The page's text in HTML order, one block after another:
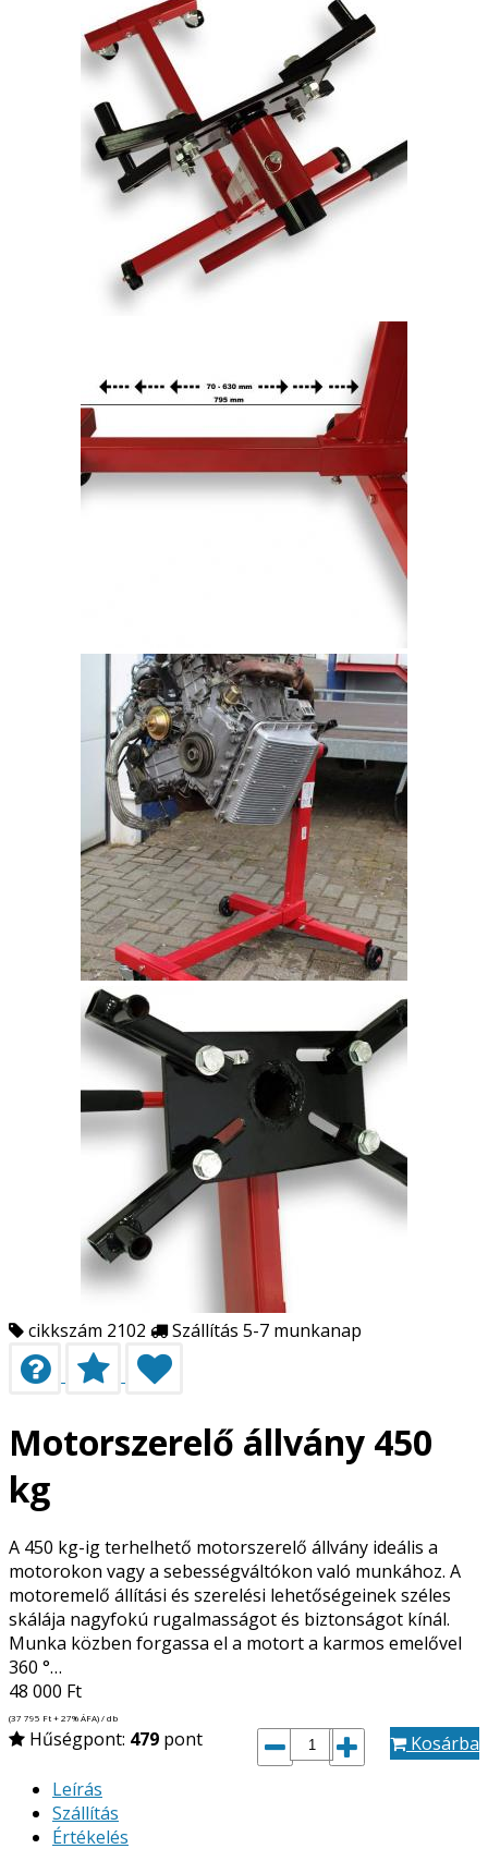
cikkszám 2102 Szállítás 5-7 munkanap
Motorszerelő állvány 450
kg
A 450 kg-ig terhelhető motorszerelő állvány ideális a
motorokon vagy a sebességváltókon való munkához. A
motoremelő állítási és szerelési lehetőségeinek széles
skálája nagyfokú rugalmasságot és biztonságot kínál.
Munka közben forgassa el a motort a karmos emelővel
360 °…
48 000 Ft
(37 795 Ft+ 27% ÁFA) / db
Hűségpont: 479 pont
Kosárba
Leírás
Szállítás
Értékelés